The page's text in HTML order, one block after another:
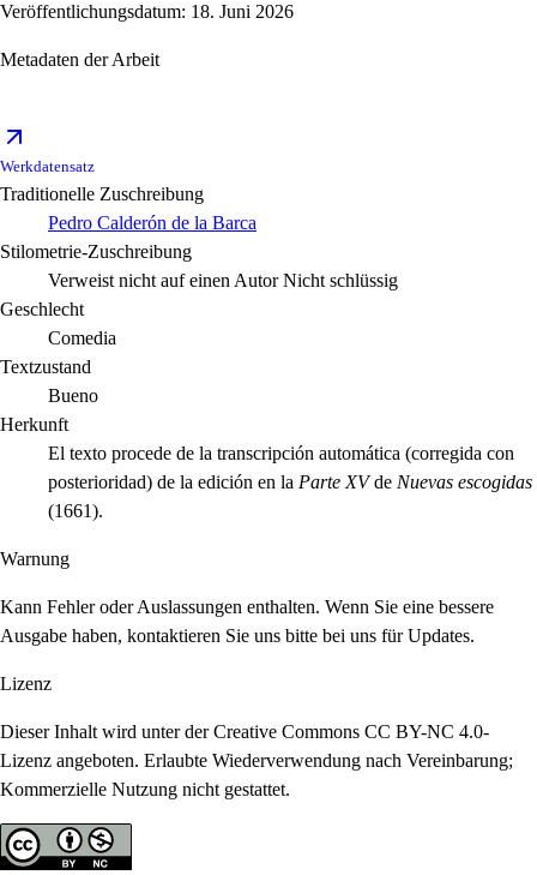
Veröffentlichungsdatum: 18. Juni 2026
Metadaten der Arbeit
Werkdatensatz
Traditionelle Zuschreibung
Pedro Calderón de la Barca
Stilometrie-Zuschreibung
Verweist nicht auf einen Autor Nicht schlüssig
Geschlecht
Comedia
Textzustand
Bueno
Herkunft
El texto procede de la transcripción automática (corregida con
posterioridad) de la edición en la Parte XVde Nuevas escogidas
(1661).
Warnung
Kann Fehler oder Auslassungen enthalten. Wenn Sie eine bessere
Ausgabe haben, kontaktieren Sie uns bitte bei uns für Updates.
Lizenz
Dieser Inhalt wird unter der Creative Commons CC BY-NC 4.0-
Lizenz angeboten. Erlaubte Wiederverwendung nach Vereinbarung;
Kommerzielle Nutzung nicht gestattet.